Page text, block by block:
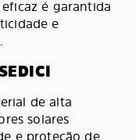
é garantida
e
de alta
solares
e proteção de